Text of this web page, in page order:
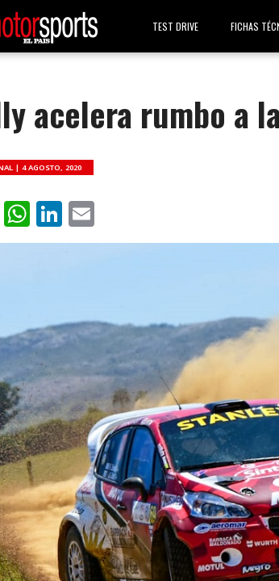
TEST DRIVE FICHAS
acelera rumbo a
|4 AGOSTO, 2020
Twitter
WhatsApp
LinkedIn